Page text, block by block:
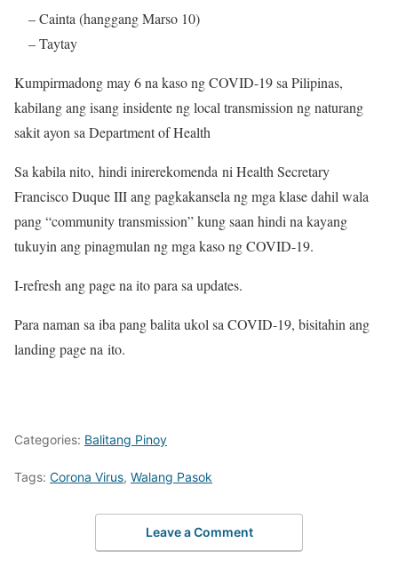
– Cainta (hanggang Marso 10)
– Taytay
Kumpirmadong may 6 na kaso ng COVID-19 sa Pilipinas,
kabilang ang isang insidente ng local transmission ng naturang
sakit ayon sa Department of Health
Sa kabila nito, hindi inirerekomenda ni Health Secretary
Francisco Duque III ang pagkakansela ng mga klase dahil wala
pang “community transmission” kung saan hindi na kayang
tukuyin ang pinagmulan ng mga kaso ng COVID-19.
I-refresh ang page na ito para sa updates.
Para naman sa iba pang balita ukol sa COVID-19, bisitahin ang
landing page na ito.
Categories: Balitang Pinoy
Tags: Corona Virus, Walang Pasok
Leave a Comment